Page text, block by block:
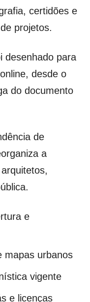
certidões e
projetos.
desenhado para
desde o
do documento
de
a
e
mapas urbanos
vigente
e licenças